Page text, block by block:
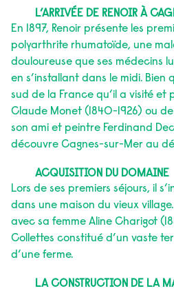
L’ARRIVÉE DE RENOIR À
​En 1897, Renoir présente les
polyarthrite rhumatoïde, une
douloureuse que ses médecins
en s’installant dans le midi. Bien
sud de la France qu’il a visité et
Claude Monet (1840-1926) ou
son ami et peintre Ferdinand
découvre Cagnes-sur-Mer au
ACQUISITION DU DOMAINE
Lors de ses premiers séjours, il
dans une maison du vieux
avec sa femme Aline Charigot
Collettes constitué d’un vaste
d’une ferme.
LA CONSTRUCTION DE LA